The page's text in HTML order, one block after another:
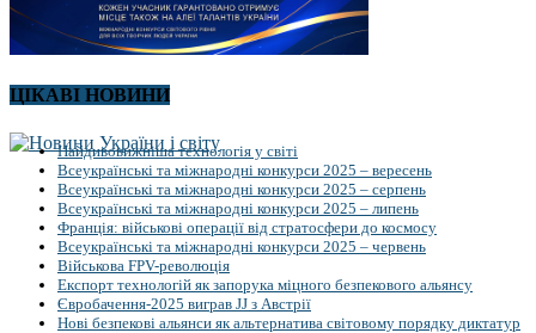
ЦІКАВІ НОВИНИ
Найдивовижніша технологія у світі
Всеукраїнські та міжнародні конкурси 2025 – вересень
Всеукраїнські та міжнародні конкурси 2025 – серпень
Всеукраїнські та міжнародні конкурси 2025 – липень
Франція: військові операції від стратосфери до космосу
Всеукраїнські та міжнародні конкурси 2025 – червень
Військова FPV-революція
Експорт технологій як запорука міцного безпекового альянсу
Євробачення-2025 виграв JJ з Австрії
Нові безпекові альянси як альтернатива світовому порядку диктатур